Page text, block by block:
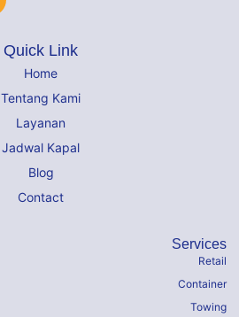
Quick Link
Home
Tentang Kami
Layanan
Jadwal Kapal
Blog
Contact
Services
Retail
Container
Towing